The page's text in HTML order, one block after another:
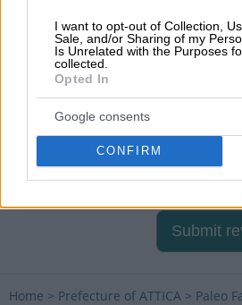
I want to opt-out of Collection,
Sale, and/or Sharing of my
Is Unrelated with the Purposes
collected.
Opted In
Google consents
CONFIRM
Submit
Home > Prefecture of ATTICA > Paleo